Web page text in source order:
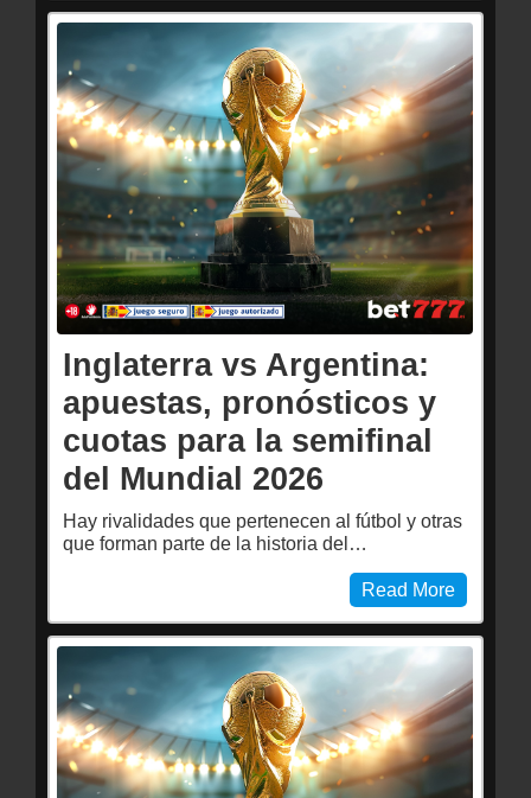
Inglaterra vs Argentina:
apuestas, pronósticos y
cuotas para la semifinal
del Mundial 2026
Hay rivalidades que pertenecen al fútbol y otras
que forman parte de la historia del…
Read More